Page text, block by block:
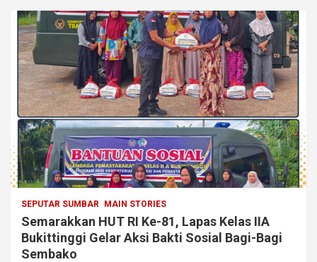
SEPUTAR SUMBAR MAIN STORIES
Semarakkan HUT RI Ke-81, Lapas Kelas IIA
Bukittinggi Gelar Aksi Bakti Sosial Bagi-Bagi
Sembako